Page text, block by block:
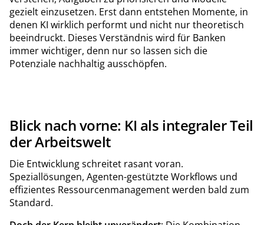
gezielt einzusetzen. Erst dann entstehen Momente, in
denen KI wirklich performt und nicht nur theoretisch
beeindruckt. Dieses Verständnis wird für Banken
immer wichtiger, denn nur so lassen sich die
Potenziale nachhaltig ausschöpfen.
Blick nach vorne: KI als integraler Teil
der Arbeitswelt
Die Entwicklung schreitet rasant voran.
Speziallösungen, Agenten-gestützte Workflows und
effizientes Ressourcenmanagement werden bald zum
Standard.